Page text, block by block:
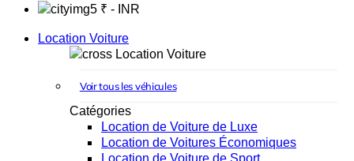
₹ - INR
Location Voiture
Location Voiture
Voir tous les véhicules
Catégories
Location de Voiture de Luxe
Location de Voitures Économiques
Location de Voiture de Sport